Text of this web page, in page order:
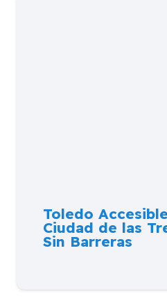
Toledo
Ciudad de las
Sin Barreras